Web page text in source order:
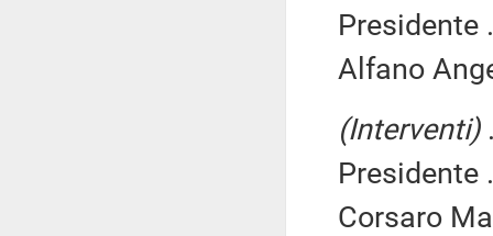
Presidente
Alfano
(Interventi)
Presidente
Corsaro